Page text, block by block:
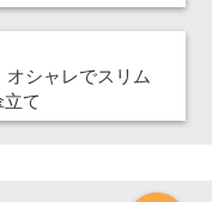
オシャレでスリム
て